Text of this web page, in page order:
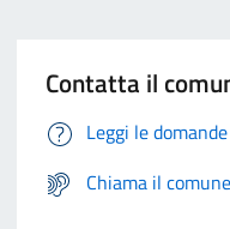
Contatta il
Leggi le
Chiama il